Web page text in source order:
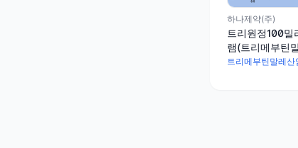
하나제약(주)
트리원정100밀
램(트리메부틴
산염)